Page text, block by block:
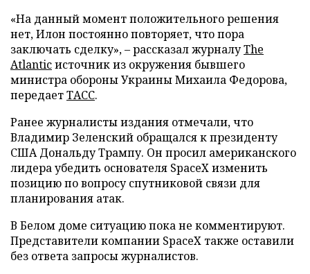
«На данный момент положительного решения
нет, Илон постоянно повторяет, что пора
заключать сделку», – рассказал журналуThe
Atlanticисточник из окружения бывшего
министра обороны Украины Михаила Федорова,
передаетТАСС.
Ранее журналисты издания отмечали, что
Владимир Зеленский обращался к президенту
США Дональду Трампу. Он просил американского
лидера убедить основателя SpaceX изменить
позицию по вопросу спутниковой связи для
планирования атак.
В Белом доме ситуацию пока не комментируют.
Представители компании SpaceX также оставили
без ответа запросы журналистов.